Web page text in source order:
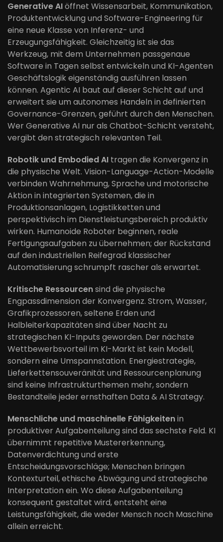
Generative AIöffnet Wissensarbeit, Kommunikation,
Produktentwicklung und Software-Engineering für
eine neue Klasse von Inferenz- und
Erzeugungsfähigkeit. Gleichzeitig ist sie das
Werkzeug, mit dem Unternehmen passgenaue
Software in Tagen selbst entwickeln und KI-Agenten
Geschäftslogik eigenständig ausführen lassen
können. Agentic AI baut auf dieser Schicht auf und
erweitert sie um autonomes Handeln in definierten
Governance-Grenzen, geführt durch den Menschen.
Wer Generative AI nur als Chatbot-Schicht versteht,
vergibt den strategisch relevanten Teil.
Robotik und Embodied AI tragen die Konvergenz in
die physische Welt. Vision-Language-Action-Modelle
verbinden Wahrnehmung, Sprache und motorische
Aktion in integrierten Systemen, die in
Produktionsanlagen, Logistikketten und
perspektivisch im Dienstleistungsbereich produktiv
wirken. Humanoide Roboter beginnen, reale
Fertigungsaufgaben zu übernehmen; der Rückstand
auf den industriellen Reifegrad klassischer
Automatisierung schrumpft rascher als erwartet.
Kritische Ressourcensind die physische
Engpassdimension der Konvergenz. Strom, Wasser,
Grafikprozessoren, seltene Erden und
Halbleiterkapazitäten sind über Nacht zu
strategischen KI-Inputs geworden. Der nächste
Wettbewerbsvorteil im KI-Markt ist kein Modell,
sondern eine Umspannstation. Energiestrategie,
Lieferkettensouveränität und Ressourcenplanung
sind keine Infrastrukturthemen mehr, sondern
Bestandteile jeder ernsthaften Data & AI Strategy.
Menschliche und maschinelle Fähigkeitenin
produktiver Aufgabenteilung sind das sechste Feld. KI
übernimmt repetitive Mustererkennung,
Datenverdichtung und erste
Entscheidungsvorschläge; Menschen bringen
Kontexturteil, ethische Abwägung und strategische
Interpretation ein. Wo diese Aufgabenteilung
konsequent gestaltet wird, entsteht eine
Leistungsfähigkeit, die weder Mensch noch Maschine
allein erreicht.